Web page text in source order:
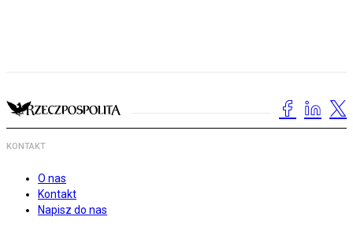
KONTAKT
O nas
Kontakt
Napisz do nas